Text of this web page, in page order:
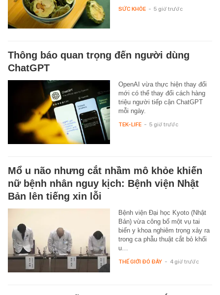
SỨC KHỎE - 5 giờ trước
Thông báo quan trọng đến người dùng
ChatGPT
OpenAI vừa thực hiện thay đổi
mới có thể thay đổi cách hàng
triệu người tiếp cận ChatGPT
mỗi ngày.
TEK-LIFE - 5 giờ trước
Mổ u não nhưng cắt nhầm mô khỏe khiến
nữ bệnh nhân nguy kịch: Bệnh viện Nhật
Bản lên tiếng xin lỗi
Bệnh viện Đại học Kyoto (Nhật
Bản) vừa công bố một vụ tai
biến y khoa nghiêm trọng xảy ra
trong ca phẫu thuật cắt bỏ khối
u…
THẾ GIỚI ĐÓ ĐÂY - 4 giờ trước